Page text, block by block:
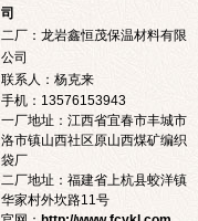
司
二厂：龙岩鑫恒茂保温材料有限
公司
联系人：杨克来
手机：13576153943
一厂地址：江西省宜春市丰城市
洛市镇山西社区原山西煤矿编织
袋厂
二厂地址：福建省上杭县蛟洋镇
华家村外坎路11号